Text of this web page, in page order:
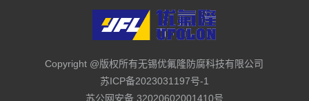
Copyright @版权所有无锡优氟隆防腐科技有限公司
苏ICP备2023031197号-1
苏公网安备 32020602001410号